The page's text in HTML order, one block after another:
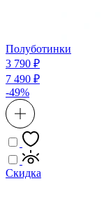
Полуботинки
3 790 ₽
7 490 ₽
-49%
Скидка